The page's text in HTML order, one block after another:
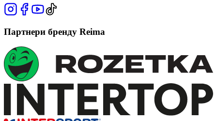
Партнери бренду Reima